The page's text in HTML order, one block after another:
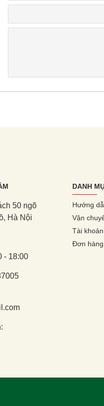
50 ngõ
Hà Nội
- 18:00
DANH
Hướng
Vận
Tài khoản
Đơn hàng